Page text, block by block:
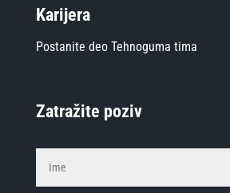
Karijera
Postanite deo Tehnoguma tima
Zatražite poziv